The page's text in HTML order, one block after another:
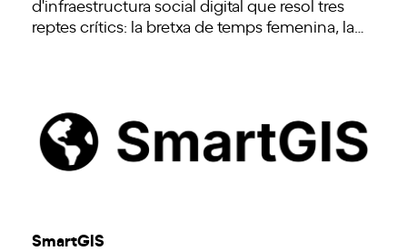
reptes crítics: la bretxa de temps femenina, la…
SmartGIS